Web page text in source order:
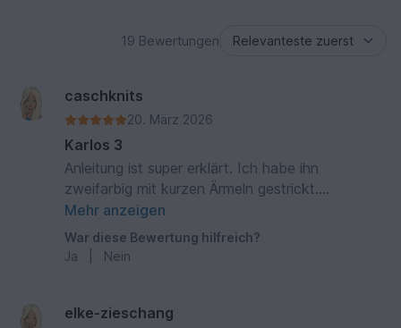
19 Bewertungen
caschknits
20. März 2026
Karlos 3
Anleitung ist super erklärt. Ich habe ihn
zweifarbig mit kurzen Ärmeln gestrickt.
Hammerteil🤩
Mehr anzeigen
War diese Bewertung hilfreich?
Ja
Nein
elke-zieschang